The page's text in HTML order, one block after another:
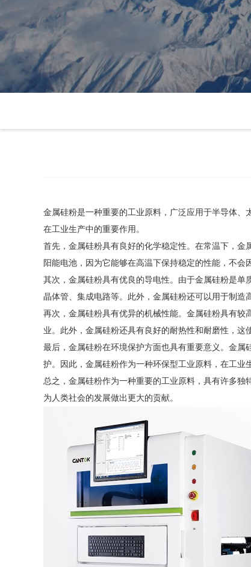
金属硅粉是一种重要的工业原料，广泛应用于半导体
在工业生产中的重要作用。
首先，金属硅粉具有良好的化学稳定性。在常温下，
阳能电池，因为它能够在高温下保持稳定的性能，不会
其次，金属硅粉具有优良的导电性。由于金属硅粉是
晶体管、集成电路等。此外，金属硅粉还可以用于制造
再次，金属硅粉具有优异的机械性能。金属硅粉具有
业。此外，金属硅粉还具有良好的耐热性和耐磨性，这
最后，金属硅粉在环境保护方面也具有重要意义。金
护。因此，金属硅粉作为一种环保型工业原料，在工业
总之，金属硅粉作为一种重要的工业原料，具有许多独
为人类社会的发展做出更大的贡献。